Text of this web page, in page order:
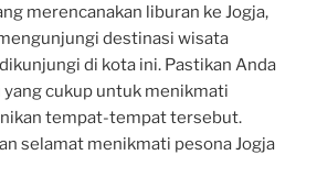
merencanakan liburan ke Jogja,
destinasi wisata
di kota ini. Pastikan Anda
cukup untuk menikmati
tempat-tempat tersebut.
selamat menikmati pesona Jogja